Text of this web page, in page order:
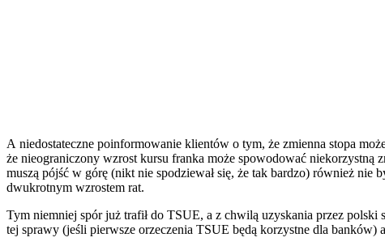
A niedostateczne poinformowanie klientów o tym, że zmienna stopa
że nieograniczony wzrost kursu franka może spowodować niekorzystną
muszą pójść w górę (nikt nie spodziewał się, że tak bardzo) również
dwukrotnym wzrostem rat.
Tym niemniej spór już trafił do TSUE, a z chwilą uzyskania przez
tej sprawy (jeśli pierwsze orzeczenia TSUE będą korzystne dla banków)